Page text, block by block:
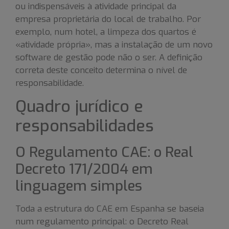
ou indispensáveis à atividade principal da
empresa proprietária do local de trabalho. Por
exemplo, num hotel, a limpeza dos quartos é
«atividade própria», mas a instalação de um novo
software de gestão pode não o ser. A definição
correta deste conceito determina o nível de
responsabilidade.
Quadro jurídico e
responsabilidades
O Regulamento CAE: o Real
Decreto 171/2004 em
linguagem simples
Toda a estrutura do CAE em Espanha se baseia
num regulamento principal: o Decreto Real